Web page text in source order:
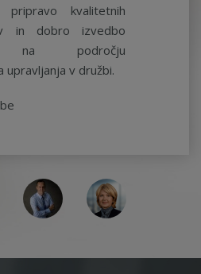
kvalitetnih
in dobro izvedbo
na področju
upravljanja v družbi.